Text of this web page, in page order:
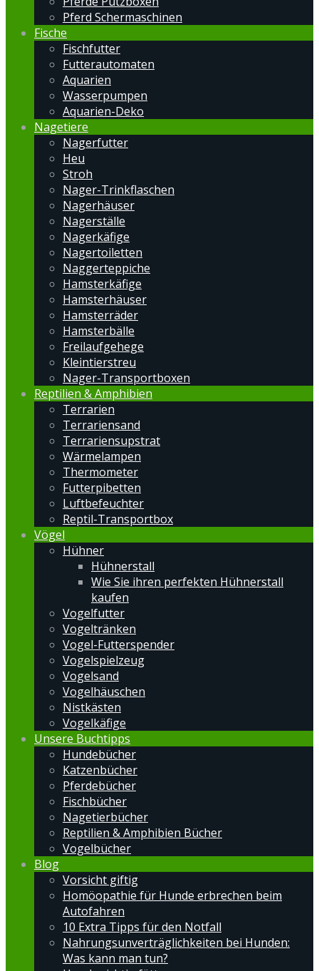
Pferd Schermaschinen
Fische
Fischfutter
Futterautomaten
Aquarien
Wasserpumpen
Aquarien-Deko
Nagetiere
Nagerfutter
Heu
Stroh
Nager-Trinkflaschen
Nagerhäuser
Nagerställe
Nagerkäfige
Nagertoiletten
Naggerteppiche
Hamsterkäfige
Hamsterhäuser
Hamsterräder
Hamsterbälle
Freilaufgehege
Kleintierstreu
Nager-Transportboxen
Reptilien & Amphibien
Terrarien
Terrariensand
Terrariensupstrat
Wärmelampen
Thermometer
Futterpibetten
Luftbefeuchter
Reptil-Transportbox
Vögel
Hühner
Hühnerstall
Wie Sie ihren perfekten Hühnerstall
kaufen
Vogelfutter
Vogeltränken
Vogel-Futterspender
Vogelspielzeug
Vogelsand
Vogelhäuschen
Nistkästen
Vogelkäfige
Unsere Buchtipps
Hundebücher
Katzenbücher
Pferdebücher
Fischbücher
Nagetierbücher
Reptilien & Amphibien Bücher
Vogelbücher
Blog
Vorsicht giftig
Homöopathie für Hunde erbrechen beim
Autofahren
10 Extra Tipps für den Notfall
Nahrungsunverträglichkeiten bei Hunden:
Was kann man tun?